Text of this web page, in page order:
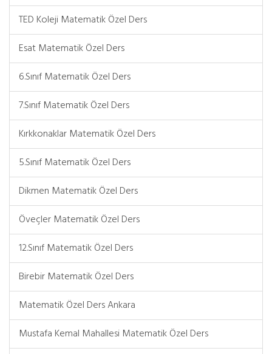
TED Koleji Matematik Özel Ders
Esat Matematik Özel Ders
6.Sınıf Matematik Özel Ders
7.Sınıf Matematik Özel Ders
Kırkkonaklar Matematik Özel Ders
5.Sınıf Matematik Özel Ders
Dikmen Matematik Özel Ders
Öveçler Matematik Özel Ders
12.Sınıf Matematik Özel Ders
Birebir Matematik Özel Ders
Matematik Özel Ders Ankara
Mustafa Kemal Mahallesi Matematik Özel Ders